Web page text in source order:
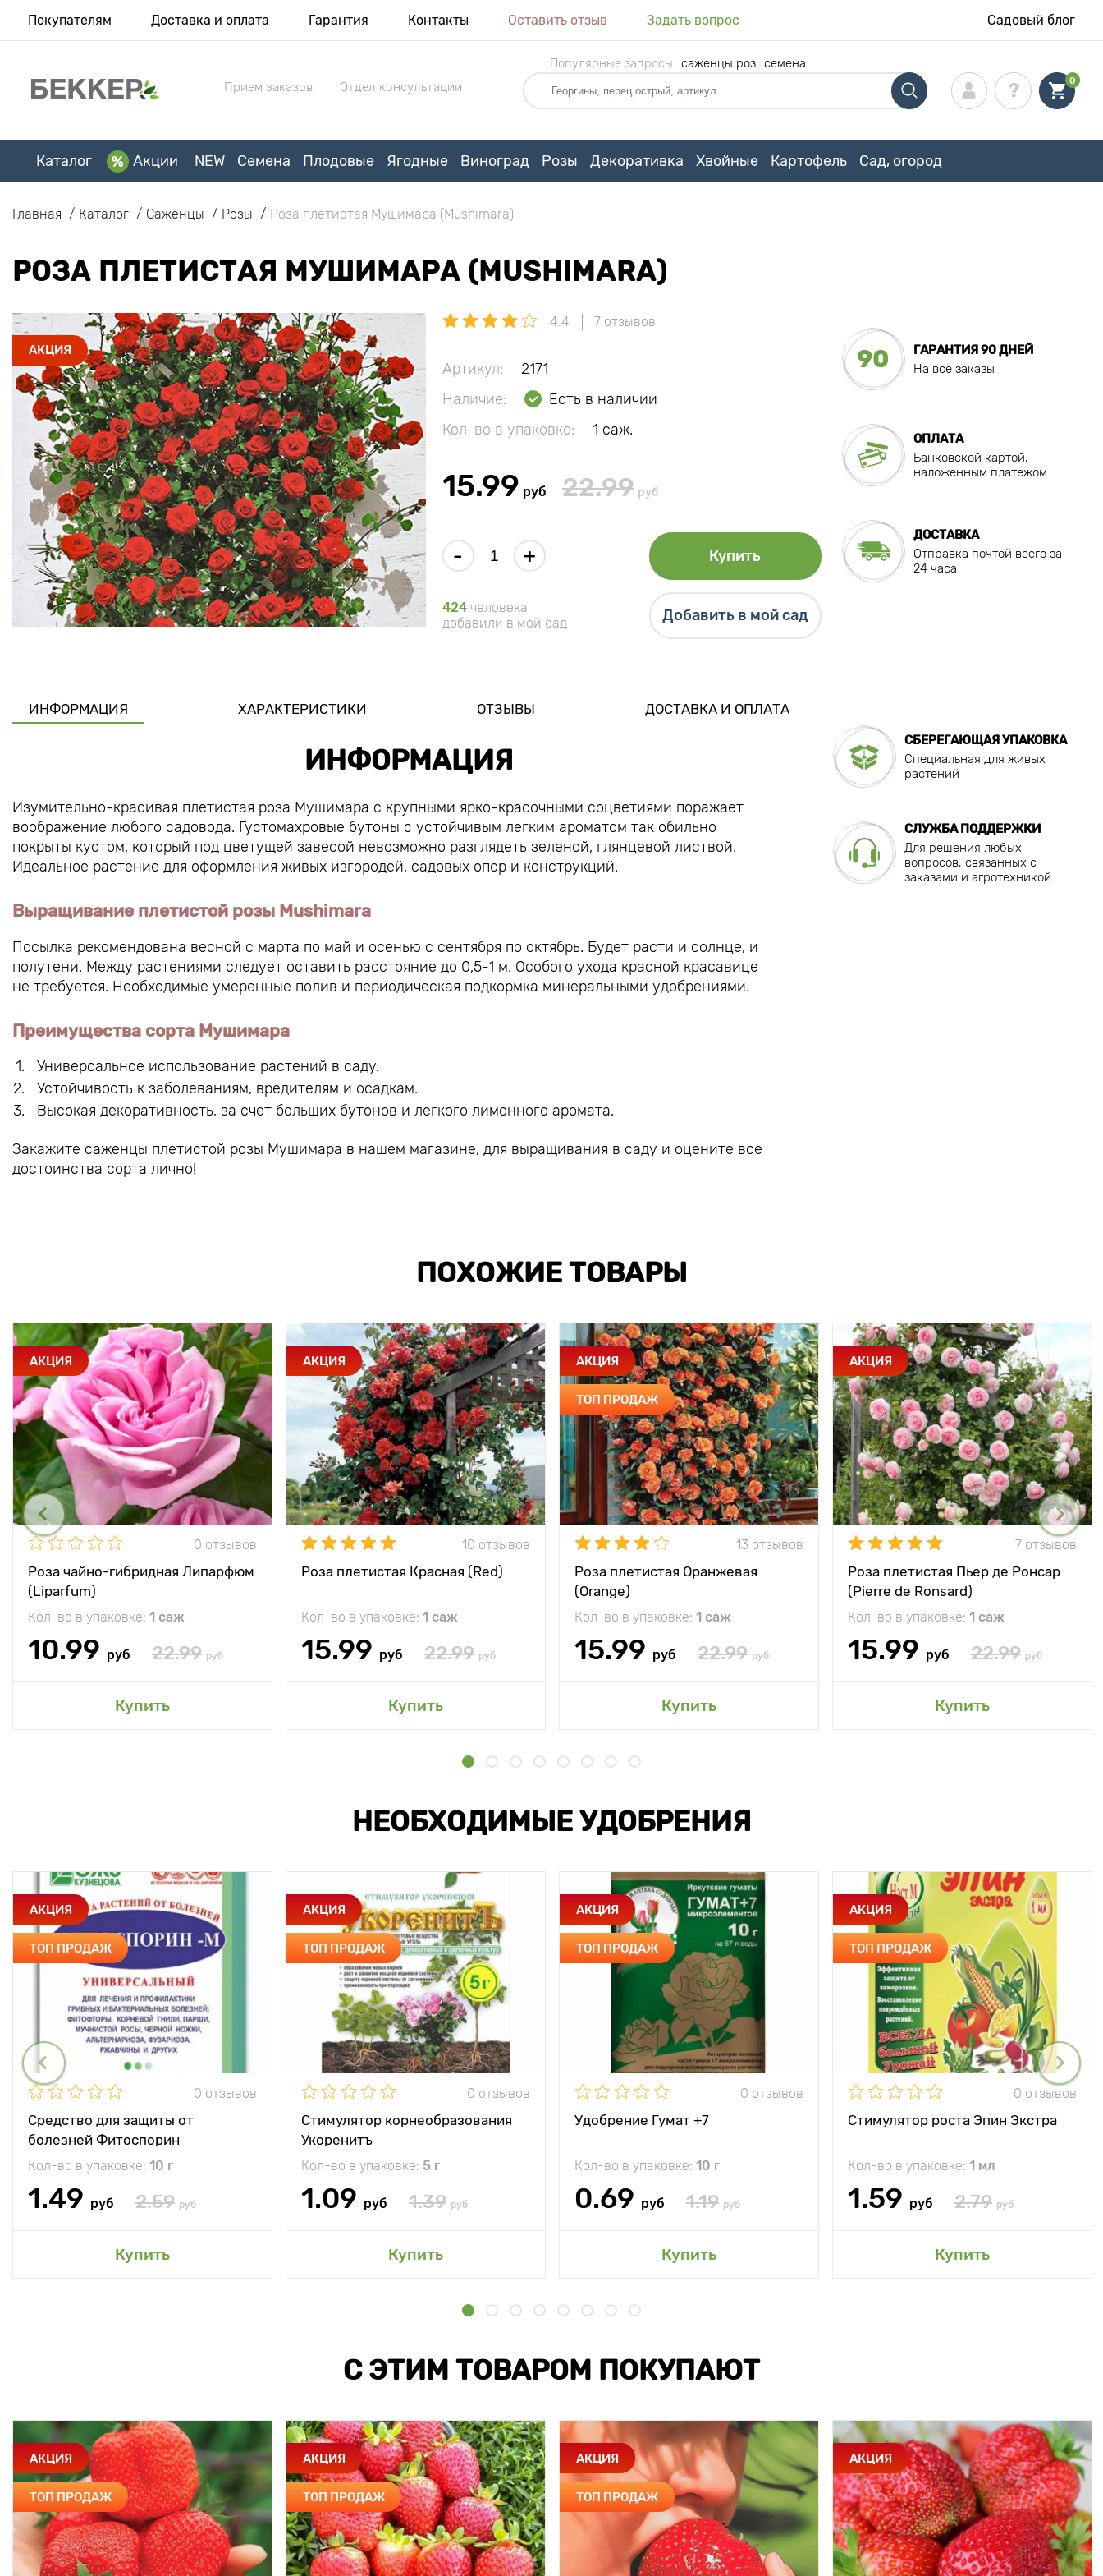
Покупателям Доставка и оплата Гарантия Контакты Оставить отзыв Задать вопрос Садовый блог
Прием заказов Отдел консультации
Популярные запросы саженцы роз семена
0
Каталог Акции NEW Семена Плодовые Ягодные Виноград Розы Декоративка Хвойные Картофель Сад, огород
Главная Каталог Саженцы Розы Роза плетистая Мушимара (Mushimara)
РОЗА ПЛЕТИСТАЯ МУШИМАРА (MUSHIMARA)
АКЦИЯ
4.4 7 отзывов
Артикул:
2171
Наличие:
Есть в наличии
Кол-во в упаковке:
1 саж.
15.99 руб 22.99 руб
- + Купить
424 человека
добавили в мой сад
Добавить в мой сад
90
ГАРАНТИЯ 90 ДНЕЙ
На все заказы
ОПЛАТА
Банковской картой,
наложенным платежом
ДОСТАВКА
Отправка почтой всего за
24 часа
ИНФОРМАЦИЯ ХАРАКТЕРИСТИКИ ОТЗЫВЫ ДОСТАВКА И ОПЛАТА
ИНФОРМАЦИЯ
Изумительно-красивая плетистая роза Мушимара с крупными ярко-красочными соцветиями поражает
воображение любого садовода. Густомахровые бутоны с устойчивым легким ароматом так обильно
покрыты кустом, который под цветущей завесой невозможно разглядеть зеленой, глянцевой листвой.
Идеальное растение для оформления живых изгородей, садовых опор и конструкций.
Выращивание плетистой розы Mushimara
Посылка рекомендована весной с марта по май и осенью с сентября по октябрь. Будет расти и солнце, и
полутени. Между растениями следует оставить расстояние до 0,5-1 м. Особого ухода красной красавице
не требуется. Необходимые умеренные полив и периодическая подкормка минеральными удобрениями.
Преимущества сорта Мушимара
Универсальное использование растений в саду.
Устойчивость к заболеваниям, вредителям и осадкам.
Высокая декоративность, за счет больших бутонов и легкого лимонного аромата.
Закажите саженцы плетистой розы Мушимара в нашем магазине, для выращивания в саду и оцените все
достоинства сорта лично!
СБЕРЕГАЮЩАЯ УПАКОВКА
Специальная для живых
растений
СЛУЖБА ПОДДЕРЖКИ
Для решения любых
вопросов, связанных с
заказами и агротехникой
ПОХОЖИЕ ТОВАРЫ
АКЦИЯ
0 отзывов
Роза чайно-гибридная Липарфюм
(Liparfum)
Кол-во в упаковке: 1 саж
10.99 руб 22.99 руб
Купить
АКЦИЯ
10 отзывов
Роза плетистая Красная (Red)
Кол-во в упаковке: 1 саж
15.99 руб 22.99 руб
Купить
АКЦИЯ
ТОП ПРОДАЖ
13 отзывов
Роза плетистая Оранжевая
(Orange)
Кол-во в упаковке: 1 саж
15.99 руб 22.99 руб
Купить
АКЦИЯ
7 отзывов
Роза плетистая Пьер де Ронсар
(Pierre de Ronsard)
Кол-во в упаковке: 1 саж
15.99 руб 22.99 руб
Купить
НЕОБХОДИМЫЕ УДОБРЕНИЯ
АКЦИЯ
ТОП ПРОДАЖ
0 отзывов
Средство для защиты от
болезней Фитоспорин
Кол-во в упаковке: 10 г
1.49 руб 2.59 руб
Купить
АКЦИЯ
ТОП ПРОДАЖ
0 отзывов
Стимулятор корнеобразования
Укоренитъ
Кол-во в упаковке: 5 г
1.09 руб 1.39 руб
Купить
АКЦИЯ
ТОП ПРОДАЖ
0 отзывов
Удобрение Гумат +7
Кол-во в упаковке: 10 г
0.69 руб 1.19 руб
Купить
АКЦИЯ
ТОП ПРОДАЖ
0 отзывов
Стимулятор роста Эпин Экстра
Кол-во в упаковке: 1 мл
1.59 руб 2.79 руб
Купить
С ЭТИМ ТОВАРОМ ПОКУПАЮТ
АКЦИЯ
ТОП ПРОДАЖ
АКЦИЯ
ТОП ПРОДАЖ
АКЦИЯ
ТОП ПРОДАЖ
АКЦИЯ